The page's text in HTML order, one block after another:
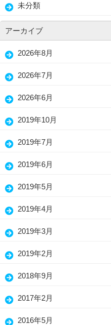
未分類
アーカイブ
2026年8月
2026年7月
2026年6月
2019年10月
2019年7月
2019年6月
2019年5月
2019年4月
2019年3月
2019年2月
2018年9月
2017年2月
2016年5月